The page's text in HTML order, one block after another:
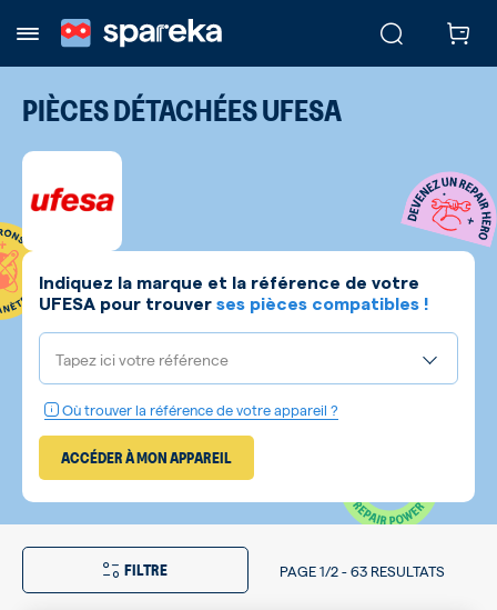
PIÈCES DÉTACHÉESUFESA
Indiquez la marque et la référence de votre
UFESA pour trouver ses pièces compatibles !
Tapez ici votre référence
Où trouver la référence de votre appareil ?
ACCÉDER À MON APPAREIL
FILTRE PAGE 1/2-63 RESULTATS